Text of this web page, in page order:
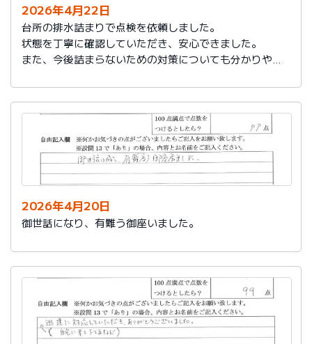
2026年4月22日
台所の排水詰まりで点検を依頼しました。
状態を丁寧に確認していただき、安心できました。
また、今後詰まらないための対策についても分かりやす
ありがとうございました。
2026年4月20日
御世話になり、有難う御座いました。